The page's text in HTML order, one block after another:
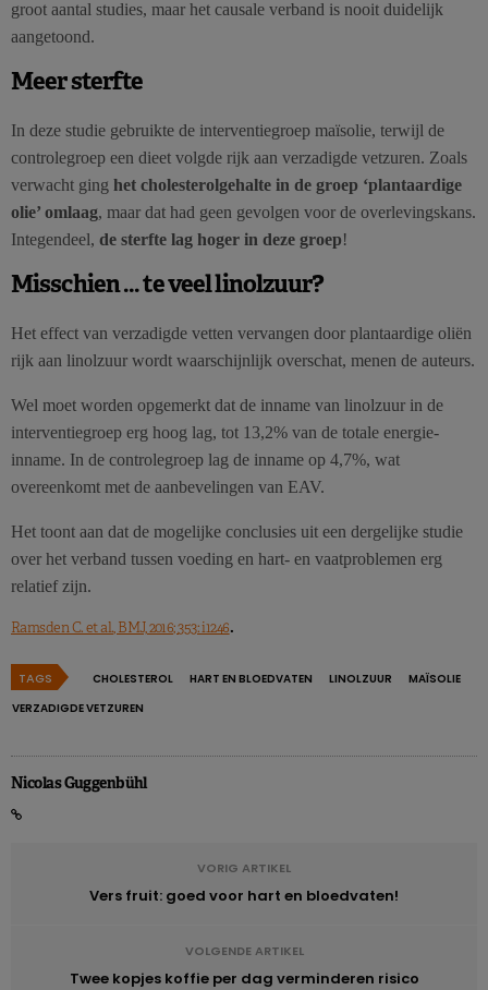
groot aantal studies, maar het causale verband is nooit duidelijk
aangetoond.
Meer sterfte
In deze studie gebruikte de interventiegroep maïsolie, terwijl de
controlegroep een dieet volgde rijk aan verzadigde vetzuren. Zoals
verwacht ging het cholesterolgehalte in de groep ‘plantaardige
olie’ omlaag, maar dat had geen gevolgen voor de overlevingskans.
Integendeel, de sterfte lag hoger in deze groep!
Misschien … te veel linolzuur?
Het effect van verzadigde vetten vervangen door plantaardige oliën
rijk aan linolzuur wordt waarschijnlijk overschat, menen de auteurs.
Wel moet worden opgemerkt dat de inname van linolzuur in de
interventiegroep erg hoog lag, tot 13,2% van de totale energie-
inname. In de controlegroep lag de inname op 4,7%, wat
overeenkomt met de aanbevelingen van EAV.
Het toont aan dat de mogelijke conclusies uit een dergelijke studie
over het verband tussen voeding en hart- en vaatproblemen erg
relatief zijn.
Ramsden C. et al., BMJ, 2016; 353: i1246.
TAGS CHOLESTEROL HART EN BLOEDVATEN LINOLZUUR
MAÏSOLIE
VERZADIGDE VETZUREN
Nicolas Guggenbühl
VORIG ARTIKEL
Vers fruit: goed voor hart en bloedvaten!
VOLGENDE ARTIKEL
Twee kopjes koffie per dag verminderen risico